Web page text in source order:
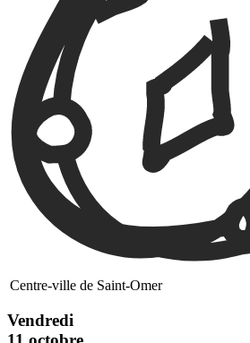
Centre-ville de Saint-Omer
Vendredi